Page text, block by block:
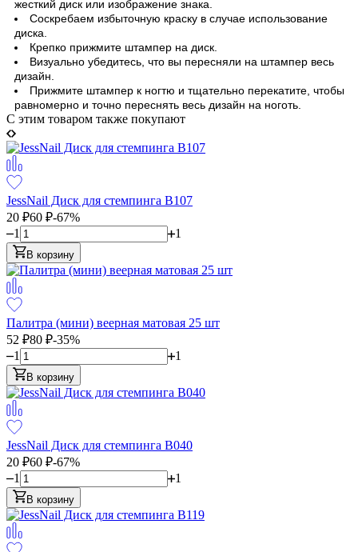
жесткий диск или изображение знака.
Соскребаем избыточную краску в случае использование
диска.
Крепко прижмите штампер на диск.
Визуально убедитесь, что вы пересняли на штампер весь
дизайн.
Прижмите штампер к ногтю и тщательно перекатите, чтобы
равномерно и точно переснять весь дизайн на ноготь.
C этим товаром также покупают
JessNail Диск для стемпинга B107
20 ₽60 ₽-67%
1
1
В корзину
Палитра (мини) веерная матовая 25 шт
52 ₽80 ₽-35%
1
1
В корзину
JessNail Диск для стемпинга B040
20 ₽60 ₽-67%
1
1
В корзину